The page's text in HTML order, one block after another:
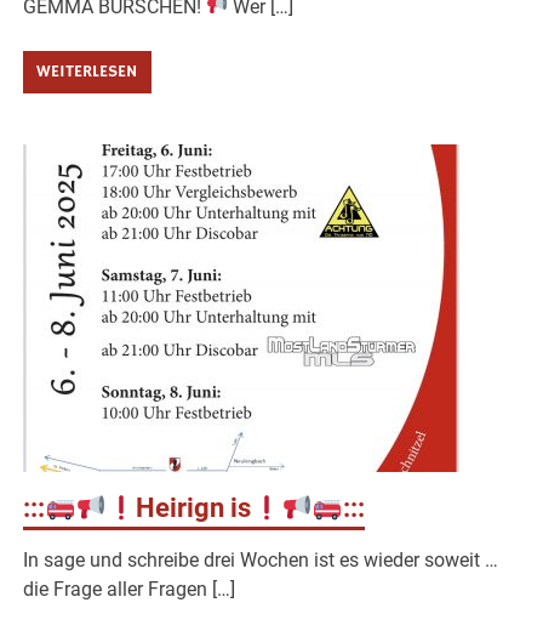
GEMMA BURSCHEN! Wer […]
WEITERLESEN
::: Heirign is :::
In sage und schreibe drei Wochen ist es wieder soweit …
die Frage aller Fragen […]